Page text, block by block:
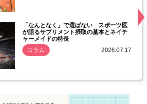
「なんとなく」で選ばない スポーツ医
が語るサプリメント摂取の基本とネイチ
ャーメイドの特長
コラム
2026.07.17